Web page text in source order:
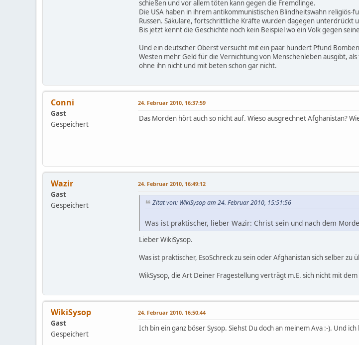
schießen und vor allem töten kann gegen die Fremdlinge.
Die USA haben in ihrem antikommunistischen Blindheitswahn
Russen. Säkulare, fortschrittliche Kräfte wurden dagegen unterdrückt
Bis jetzt kennt die Geschichte noch kein Beispiel wo ein Volk gegen
Und ein deutscher Oberst versucht mit ein paar hundert Pfund
Westen mehr Geld für die Vernichtung von Menschenleben ausgibt,
ohne ihn nicht und mit beten schon gar nicht.
Conni
Gast
Gespeichert
24. Februar 2010, 16:37:59
Das Morden hört auch so nicht auf. Wieso ausgrechnet Afghanistan?
Wazir
Gast
Gespeichert
24. Februar 2010, 16:49:12
Zitat von: WikiSysop am 24. Februar 2010, 15:51:56
Was ist praktischer, lieber Wazir: Christ sein und nach dem
Lieber WikiSysop.
Was ist praktischer, EsoSchreck zu sein oder Afghanistan sich selber zu
WikSysop, die Art Deiner Fragestellung verträgt m.E. sich nicht mit
WikiSysop
Gast
Gespeichert
24. Februar 2010, 16:50:44
Ich bin ein ganz böser Sysop. Siehst Du doch an meinem Ava :-). Und